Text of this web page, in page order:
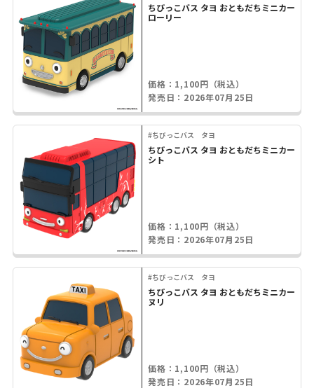
ちびっこバス タヨ おともだちミニカー
ローリー
価格：1,100円（税込）
発売日：2026年07月25日
#ちびっこバス タヨ
ちびっこバス タヨ おともだちミニカー
シト
価格：1,100円（税込）
発売日：2026年07月25日
#ちびっこバス タヨ
ちびっこバス タヨ おともだちミニカー
ヌリ
価格：1,100円（税込）
発売日：2026年07月25日